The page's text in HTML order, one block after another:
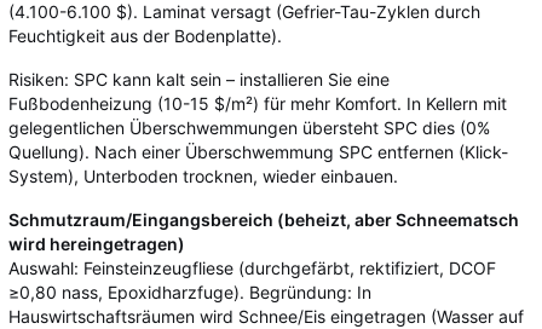
(4.100-6.100 $). Laminat versagt (Gefrier-Tau-Zyklen durch
Feuchtigkeit aus der Bodenplatte).
Risiken: SPC kann kalt sein – installieren Sie eine
Fußbodenheizung (10-15 $/m²) für mehr Komfort. In Kellern mit
gelegentlichen Überschwemmungen übersteht SPC dies (0%
Quellung). Nach einer Überschwemmung SPC entfernen (Klick-
System), Unterboden trocknen, wieder einbauen.
Schmutzraum/Eingangsbereich (beheizt, aber Schneematsch
wird hereingetragen)
Auswahl: Feinsteinzeugfliese (durchgefärbt, rektifiziert, DCOF
≥0,80 nass, Epoxidharzfuge). Begründung: In
Hauswirtschaftsräumen wird Schnee/Eis eingetragen (Wasser auf